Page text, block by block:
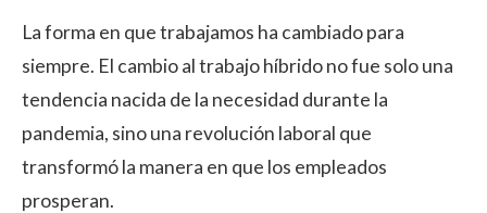
La forma en que trabajamos ha cambiado para
siempre. El cambio al trabajo híbrido no fue solo una
tendencia nacida de la necesidad durante la
pandemia, sino una revolución laboral que
transformó la manera en que los empleados
prosperan.